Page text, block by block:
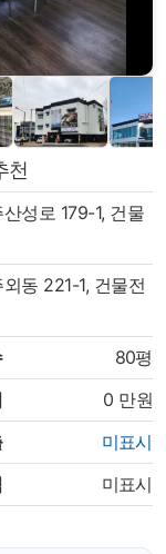
천
성로 179-1, 건물
동 221-1, 건물전
80평
0 만원
미표시
미표시